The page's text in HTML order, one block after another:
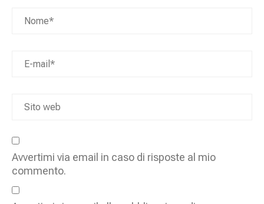
Avvertimi via email in caso di risposte al mio
commento.